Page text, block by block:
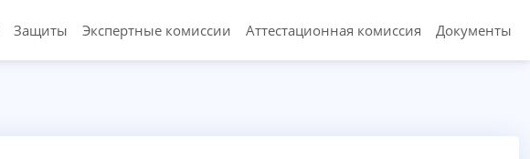
Защиты Экспертные комиссии Аттестационная комиссия Документы